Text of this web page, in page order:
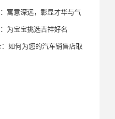
寓意深远，彰显才华与气
为宝宝挑选吉祥好名
如何为您的汽车销售店取